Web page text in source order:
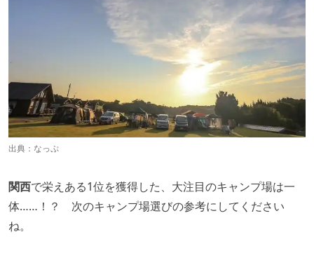
出典： なっぷ
関西で栄えある1位を獲得した、大注目のキャンプ場は一
体……！？ 次のキャンプ場選びの参考にしてください
ね。